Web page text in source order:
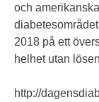
och
2018 på ett
helhet utan
http://